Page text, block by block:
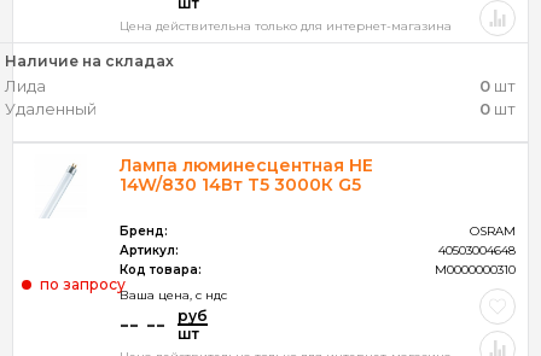
ОЧИСТИТЬ ФИЛЬТР
Цена действительна только для интернет-магазина
Наличие на складах
Лида 0 шт
Удаленный
0 шт
Лампа люминесцентная HE
14W/830 14Вт T5 3000К G5
Бренд:
OSRAM
Артикул:
40503004648
Код товара:
M0000000310
Ваша цена, c ндс
-- --
руб
шт
по запросу